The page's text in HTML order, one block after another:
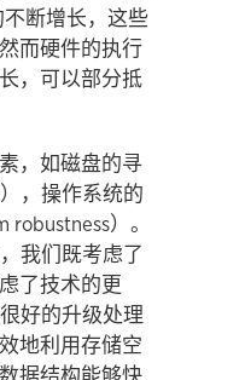
不断增长，这些
而硬件的执行
，可以部分抵
，如磁盘的寻
，操作系统的
）。
我们既考虑了
了技术的更
好的升级处理
地利用存储空
据结构能够快